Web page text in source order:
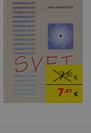
7,80€
7,41 €